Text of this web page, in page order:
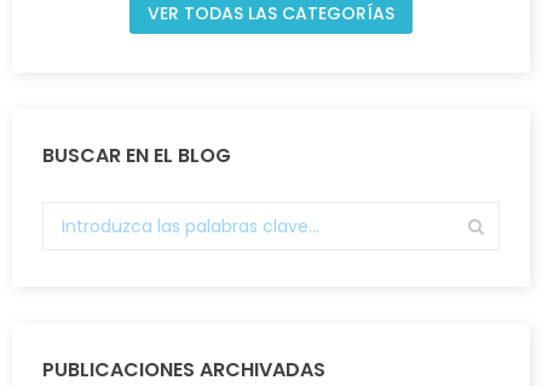
VER TODAS LAS CATEGORÍAS
BUSCAR EN EL BLOG
PUBLICACIONES ARCHIVADAS